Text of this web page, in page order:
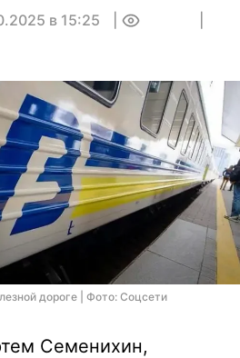
в 15:25
дороге | Фото: Соцсети
Семенихин,